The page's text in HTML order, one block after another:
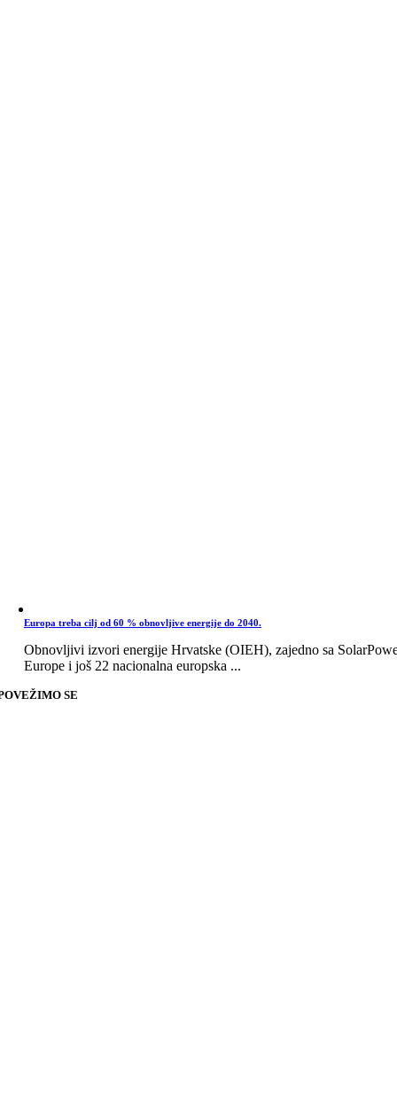
Europa treba cilj od 60 % obnovljive energije do 2040.
Obnovljivi izvori energije Hrvatske (OIEH), zajedno sa
Europe i još 22 nacionalna europska ...
SE